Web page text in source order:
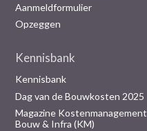
Aanmeldformulier
Opzeggen
Kennisbank
Kennisbank
Dag van de Bouwkosten 2025
Magazine Kostenmanagement
Bouw & Infra (KM)